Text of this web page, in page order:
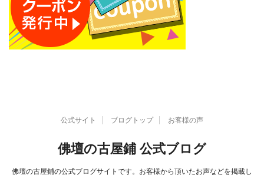
公式サイト ブログトップ お客様の声
佛壇の古屋鋪 公式ブログ
佛壇の古屋鋪の公式ブログサイトです。お客様から頂いたお声などを掲載し